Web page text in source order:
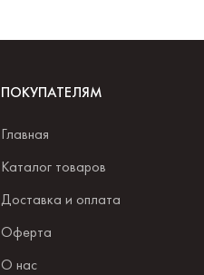
ПОКУПАТЕЛЯМ
Главная
Каталог товаров
Доставка и оплата
Оферта
О нас